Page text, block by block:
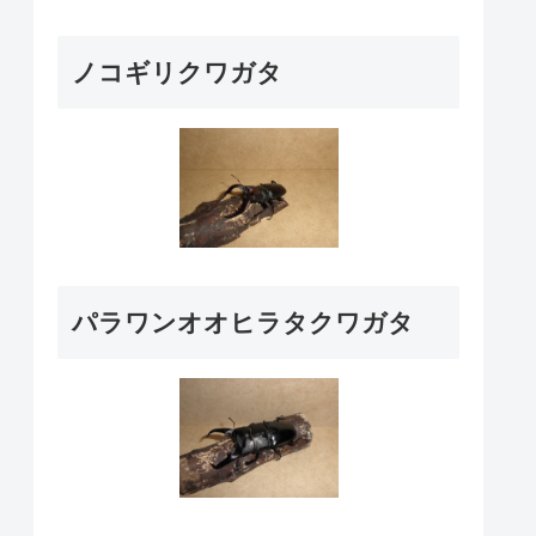
ノコギリクワガタ
パラワンオオヒラタクワガタ